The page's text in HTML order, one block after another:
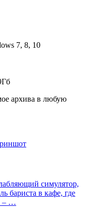
7, 8, 10
архива в любую
симулятор,
бариста в кафе, где
– …